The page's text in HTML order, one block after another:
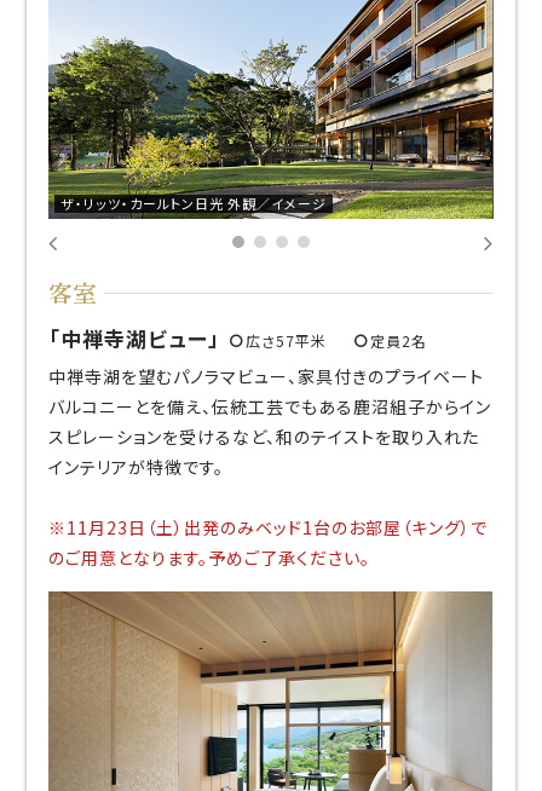
ザ・リッツ・カールトン日光 外観／イメージ
客室
中禅寺湖ビュー 広さ57平米 定員2名
中禅寺湖を望むパノラマビュー、家具付きのプライベート
バルコニーとを備え、伝統工芸でもある鹿沼組子からイン
スピレーションを受けるなど、和のテイストを取り入れた
インテリアが特徴です。
※11月23日（土）出発のみベッド1台のお部屋（キング）で
のご用意となります。予めご了承ください。